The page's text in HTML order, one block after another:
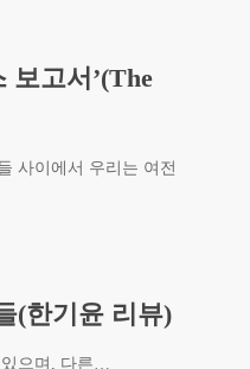
보고서’(The
사이에서 우리는 여전
(한기윤 리뷰)
있으며, 다른…